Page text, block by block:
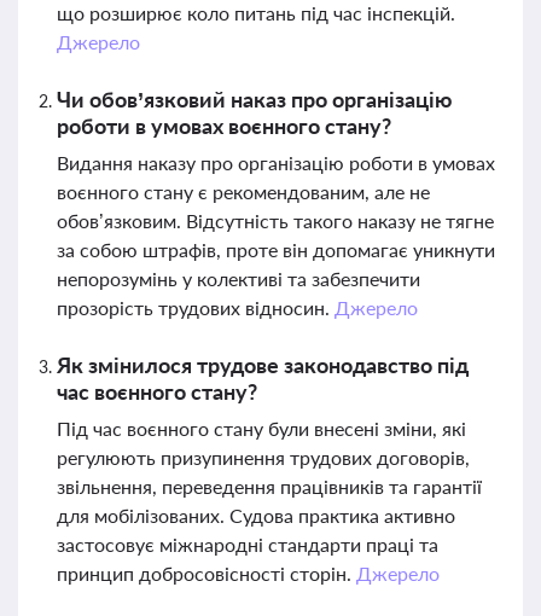
що розширює коло питань під час інспекцій.
Джерело
Чи обов’язковий наказ про організацію
роботи в умовах воєнного стану?
Видання наказу про організацію роботи в умовах
воєнного стану є рекомендованим, але не
обов’язковим. Відсутність такого наказу не тягне
за собою штрафів, проте він допомагає уникнути
непорозумінь у колективі та забезпечити
прозорість трудових відносин. Джерело
Як змінилося трудове законодавство під
час воєнного стану?
Під час воєнного стану були внесені зміни, які
регулюють призупинення трудових договорів,
звільнення, переведення працівників та гарантії
для мобілізованих. Судова практика активно
застосовує міжнародні стандарти праці та
принцип добросовісності сторін. Джерело